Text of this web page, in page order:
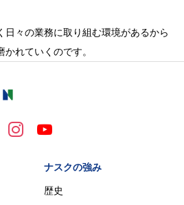
日々の業務に取り組む環境があるから
れていくのです。
ナスクの強み
歴史